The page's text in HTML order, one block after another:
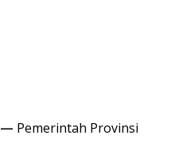
— Pemerintah Provinsi